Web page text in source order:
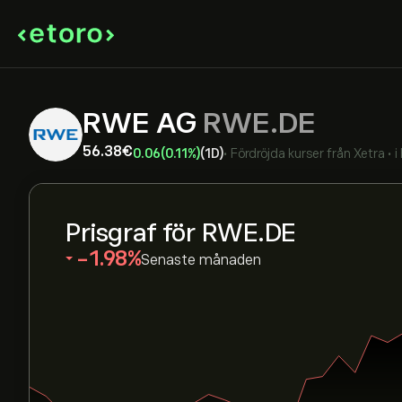
RWE AG RWE.DE
56.38‎€‎0.06(0.11%)(1D)• Fördröjda kurser från Xetra • i
Prisgraf för RWE.DE
‎-1.98‎ Senaste månaden